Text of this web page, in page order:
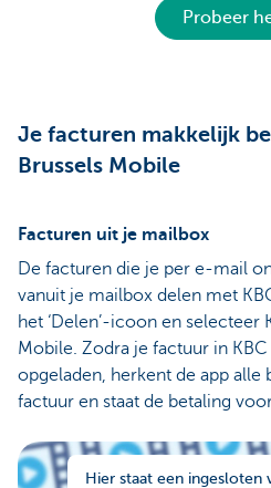
Probeer
Je facturen makkelijk
Brussels Mobile
Facturen uit je mailbox
De facturen die je per e-mail
vanuit je mailbox delen met
het ‘Delen’-icoon en selecteer
Mobile. Zodra je factuur in
opgeladen, herkent de app alle
factuur en staat de betaling
Hier staat een ingesloten